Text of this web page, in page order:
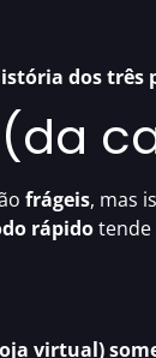
dos três
frágeis, mas
rápidotende
virtual)